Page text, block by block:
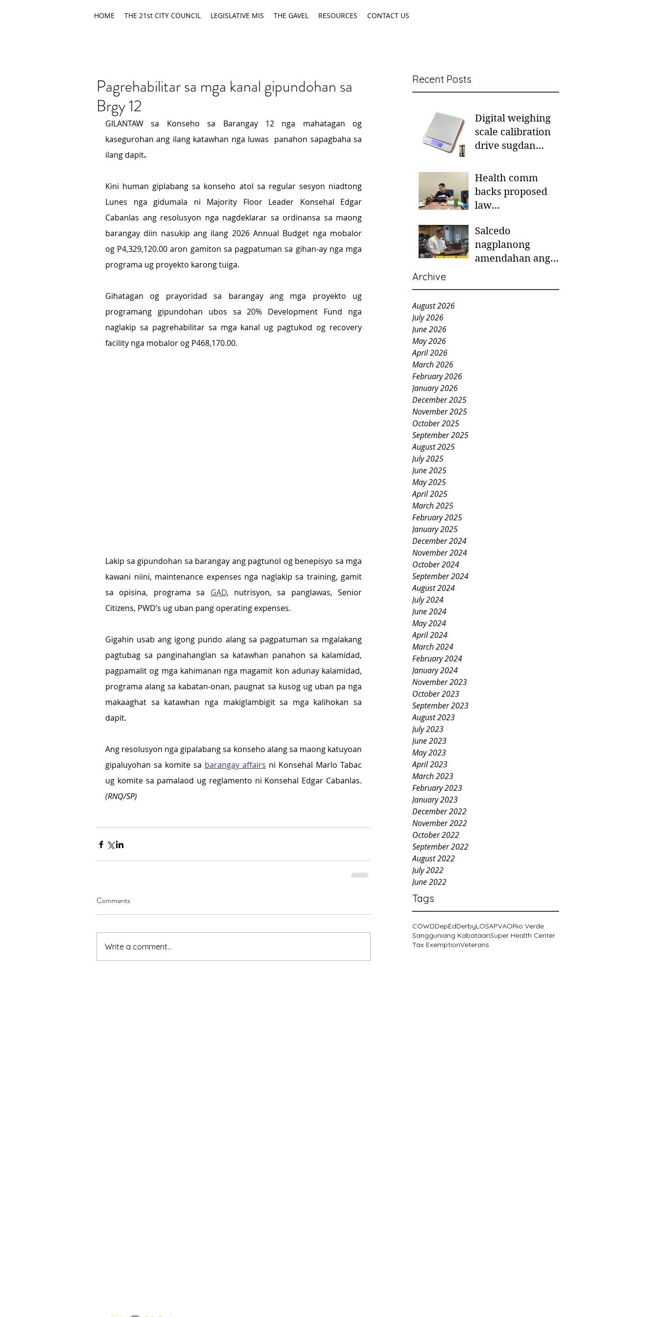
HOME THE 21st CITY COUNCIL LEGISLATIVE MIS THE GAVEL RESOURCES CONTACT US
Recent Posts
Digital weighing
scale calibration
drive sugdan
Health comm
backs proposed
law
mother-to-mother
support groups,
first 1,000 days
Salcedo
nagplanong
amendahan ang
Archive
August 2026
July 2026
June 2026
May 2026
April 2026
March 2026
February 2026
January 2026
December 2025
November 2025
October 2025
September 2025
August 2025
July 2025
June 2025
May 2025
April 2025
March 2025
February 2025
January 2025
December 2024
November 2024
October 2024
September 2024
August 2024
July 2024
June 2024
May 2024
April 2024
March 2024
February 2024
January 2024
November 2023
October 2023
September 2023
August 2023
July 2023
June 2023
May 2023
April 2023
March 2023
February 2023
January 2023
December 2022
November 2022
October 2022
September 2022
August 2022
July 2022
June 2022
Tags
COWDDepEdDerbyLOSAPVAORio Verde
Sangguniang KabataanSuper Health Center
Tax ExemptionVeterans
Pagrehabilitar sa mga kanal gipundohan sa
Brgy 12
GILANTAW sa Konseho sa Barangay 12 nga mahatagan og
kasegurohan ang ilang katawhan nga luwas  panahon sapagbaha sa
ilang dapit.
Kini human giplabang sa konseho atol sa regular sesyon niadtong
Lunes nga gidumala ni Majority Floor Leader Konsehal Edgar
Cabanlas ang resolusyon nga nagdeklarar sa ordinansa sa maong
barangay diin nasukip ang ilang 2026 Annual Budget nga mobalor
og P4,329,120.00 aron gamiton sa pagpatuman sa gihan-ay nga mga
programa ug proyekto karong tuiga.
Gihatagan og prayoridad sa barangay ang mga proyekto ug
programang gipundohan ubos sa 20% Development Fund nga
naglakip sa pagrehabilitar sa mga kanal ug pagtukod og recovery
facility nga mobalor og P468,170.00.
Lakip sa gipundohan sa barangay ang pagtunol og benepisyo sa mga
kawani niini, maintenance expenses nga naglakip sa training, gamit
sa opisina, programa sa GAD, nutrisyon, sa panglawas, Senior
Citizens, PWD’s ug uban pang operating expenses.
Gigahin usab ang igong pundo alang sa pagpatuman sa mgalakang
pagtubag sa panginahanglan sa katawhan panahon sa kalamidad,
pagpamalit og mga kahimanan nga magamit kon adunay kalamidad,
programa alang sa kabatan-onan, paugnat sa kusog ug uban pa nga
makaaghat sa katawhan nga makiglambigit sa mga kalihokan sa
dapit.
Ang resolusyon nga gipalabang sa konseho alang sa maong katuyoan
gipaluyohan sa komite sa barangay affairs ni Konsehal Marlo Tabac
(RNQ/SP)
Comments
Write a comment...